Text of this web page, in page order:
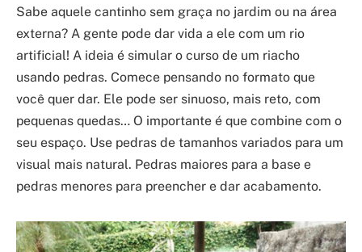
Sabe aquele cantinho sem graça no jardim ou na área
externa? A gente pode dar vida a ele com um rio
artificial! A ideia é simular o curso de um riacho
usando pedras. Comece pensando no formato que
você quer dar. Ele pode ser sinuoso, mais reto, com
pequenas quedas… O importante é que combine com o
seu espaço. Use pedras de tamanhos variados para um
visual mais natural. Pedras maiores para a base e
pedras menores para preencher e dar acabamento.